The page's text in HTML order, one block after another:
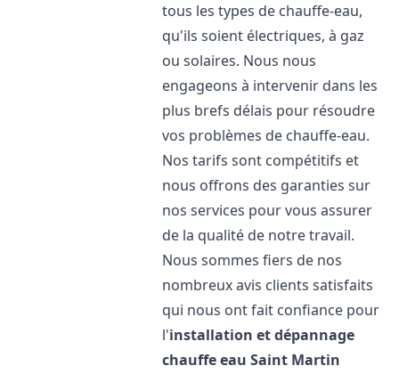
tous les types de chauffe-eau,
qu'ils soient électriques, à gaz
ou solaires. Nous nous
engageons à intervenir dans les
plus brefs délais pour résoudre
vos problèmes de chauffe-eau.
Nos tarifs sont compétitifs et
nous offrons des garanties sur
nos services pour vous assurer
de la qualité de notre travail.
Nous sommes fiers de nos
nombreux avis clients satisfaits
qui nous ont fait confiance pour
l'installation et dépannage
chauffe eau Saint Martin